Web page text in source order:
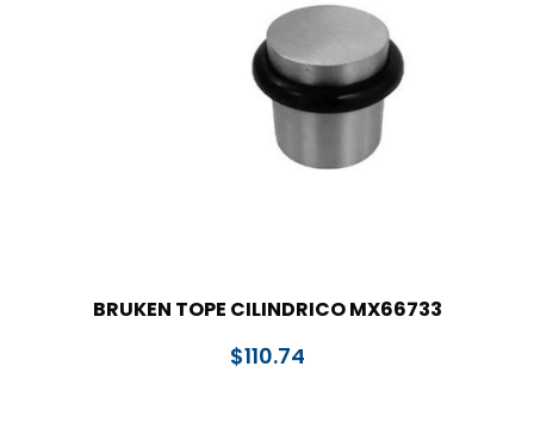
BRUKEN TOPE CILINDRICO MX66733
$110.74